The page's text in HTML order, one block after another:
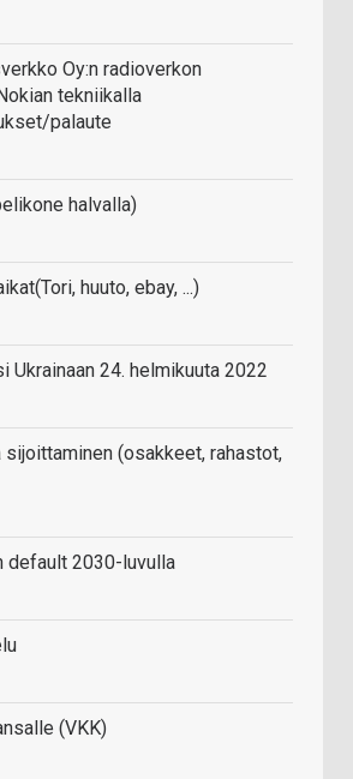
Oy:n radioverkon
tekniikalla
palaute
halvalla)
huuto, ebay, ...)
Ukrainaan 24. helmikuuta 2022
sijoittaminen (osakkeet, rahastot,
default 2030-luvulla
(VKK)